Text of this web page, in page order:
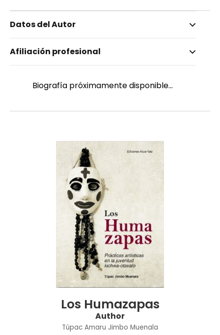
Datos del Autor
Jimbo Muenala, Túpac Amaru
Afiliación profesional
Biografía próximamente disponible...
Los Humazapas
Author
Túpac Amaru Jimbo Muenala